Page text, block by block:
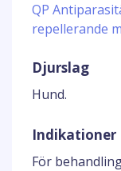
QP
repellerande
Djurslag
Hund.
Indikationer
För